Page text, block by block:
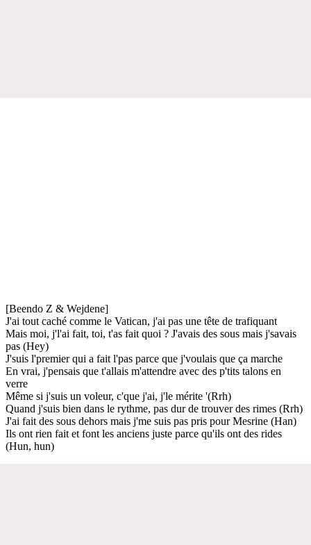
[Beendo Z & Wejdene]
J'ai tout caché comme le Vatican, j'ai pas une tête de trafiquant
Mais moi, j'l'ai fait, toi, t'as fait quoi ? J'avais des sous mais j'savais
pas (Hey)
J'suis l'premier qui a fait l'pas parce que j'voulais que ça marche
En vrai, j'pensais que t'allais m'attendre avec des p'tits talons en
verre
Même si j'suis un voleur, c'que j'ai, j'le mérite '(Rrh)
Quand j'suis bien dans le rythme, pas dur de trouver des rimes (Rrh)
J'ai fait des sous dehors mais j'me suis pas pris pour Mesrine (Han)
Ils ont rien fait et font les anciens juste parce qu'ils ont des rides
(Hun, hun)